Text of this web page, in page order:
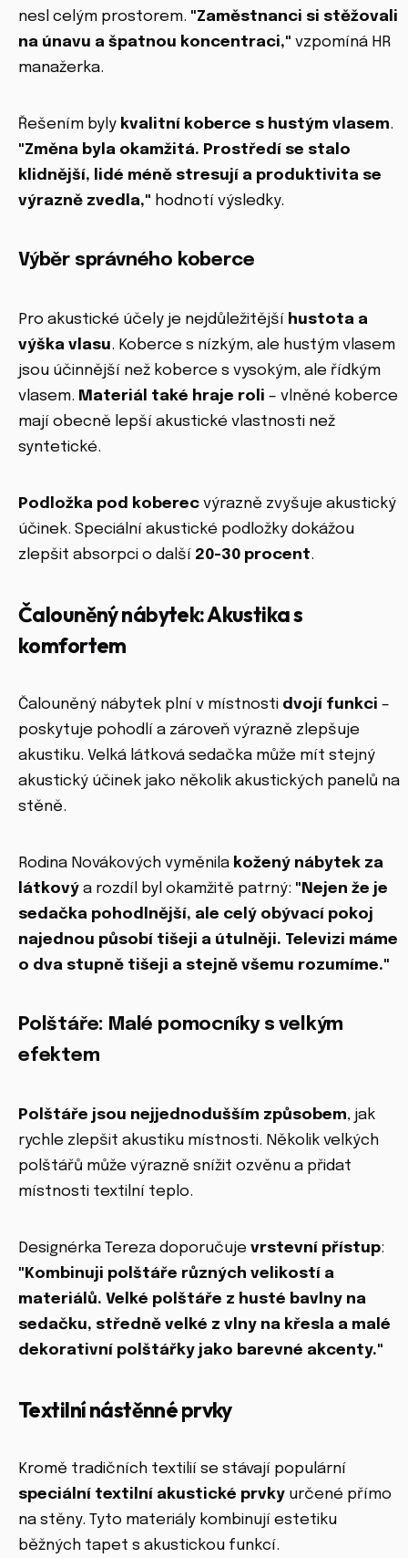
nesl celým prostorem. "Zaměstnanci si stěžovali
na únavu a špatnou koncentraci," vzpomíná HR
manažerka.
Řešením byly kvalitní koberce s hustým vlasem.
"Změna byla okamžitá. Prostředí se stalo
klidnější, lidé méně stresují a produktivita se
výrazně zvedla," hodnotí výsledky.
Výběr správného koberce
Pro akustické účely je nejdůležitější hustota a
výška vlasu. Koberce s nízkým, ale hustým vlasem
jsou účinnější než koberce s vysokým, ale řídkým
vlasem. Materiál také hraje roli – vlněné koberce
mají obecně lepší akustické vlastnosti než
syntetické.
Podložka pod koberec výrazně zvyšuje akustický
účinek. Speciální akustické podložky dokážou
zlepšit absorpci o další 20-30 procent.
Čalouněný nábytek: Akustika s
komfortem
Čalouněný nábytek plní v místnosti dvojí funkci –
poskytuje pohodlí a zároveň výrazně zlepšuje
akustiku. Velká látková sedačka může mít stejný
akustický účinek jako několik akustických panelů na
stěně.
Rodina Novákových vyměnila kožený nábytek za
látkový a rozdíl byl okamžitě patrný: "Nejen že je
sedačka pohodlnější, ale celý obývací pokoj
najednou působí tišeji a útulněji. Televizi máme
o dva stupně tišeji a stejně všemu rozumíme."
Polštáře: Malé pomocníky s velkým
efektem
Polštáře jsou nejjednodušším způsobem, jak
rychle zlepšit akustiku místnosti. Několik velkých
polštářů může výrazně snížit ozvěnu a přidat
místnosti textilní teplo.
Designérka Tereza doporučuje vrstevní přístup:
"Kombinuji polštáře různých velikostí a
materiálů. Velké polštáře z husté bavlny na
sedačku, středně velké z vlny na křesla a malé
dekorativní polštářky jako barevné akcenty."
Textilní nástěnné prvky
Kromě tradičních textilií se stávají populární
speciální textilní akustické prvky určené přímo
na stěny. Tyto materiály kombinují estetiku
běžných tapet s akustickou funkcí.